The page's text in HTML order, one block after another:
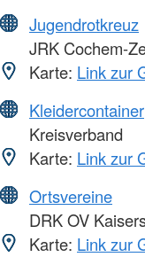
Jugendrotkreuz
JRK Cochem-
Karte: Link zur
Kleidercontainer
Kreisverband
Karte: Link zur
Ortsvereine
DRK OV
Karte: Link zur